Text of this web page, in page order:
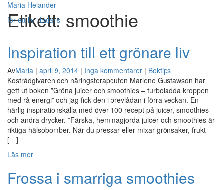
Maria Helander
för ett liv i balans
Etikett: smoothie
Inspiration till ett grönare liv
AvMaria | april 9, 2014 | Inga kommentarer | Boktips
Kostrådgivaren och näringsterapeuten Marlene Gustawson har
gett ut boken ”Gröna juicer och smoothies – turboladda kroppen
med rå energi” och jag fick den i brevlådan i förra veckan. En
härlig inspirationskälla med över 100 recept på juicer, smoothies
och andra drycker. ”Färska, hemmagjorda juicer och smoothies är
riktiga hälsobomber. När du pressar eller mixar grönsaker, frukt
[…]
Läs mer
Frossa i smarriga smoothies